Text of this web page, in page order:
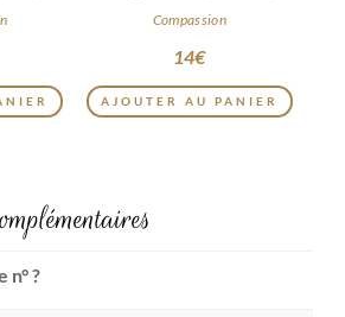
Compassion
14€
AJOUTER AU PANIER
n° ?